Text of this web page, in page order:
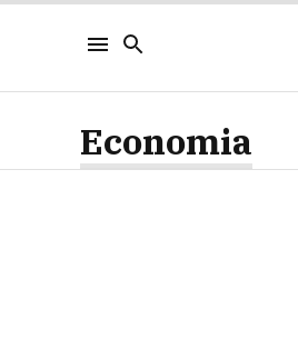
Economia